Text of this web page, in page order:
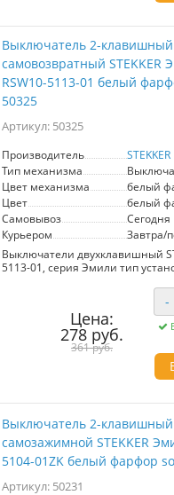
Выключатель 2-клавишный
самовозвратный STEKKER
RSW10-5113-01 белый
50325
Артикул: 50325
Производитель
STEKKER
Тип механизма
Цвет механизма
белый
Цвет
белый
Самовывоз
Сегодня
Курьером
Завтра/
Выключатели двухклавишный
5113-01, серия Эмили тип
фарфор, soft touch, материал
поликарбонат, латунь, сталь.
напряжение 250 ,
Цена:
278 руб.
361 руб.
-
Выключатель 2-клавишный
самозажимной STEKKER
5104-01ZK белый фарфор
Артикул: 50231